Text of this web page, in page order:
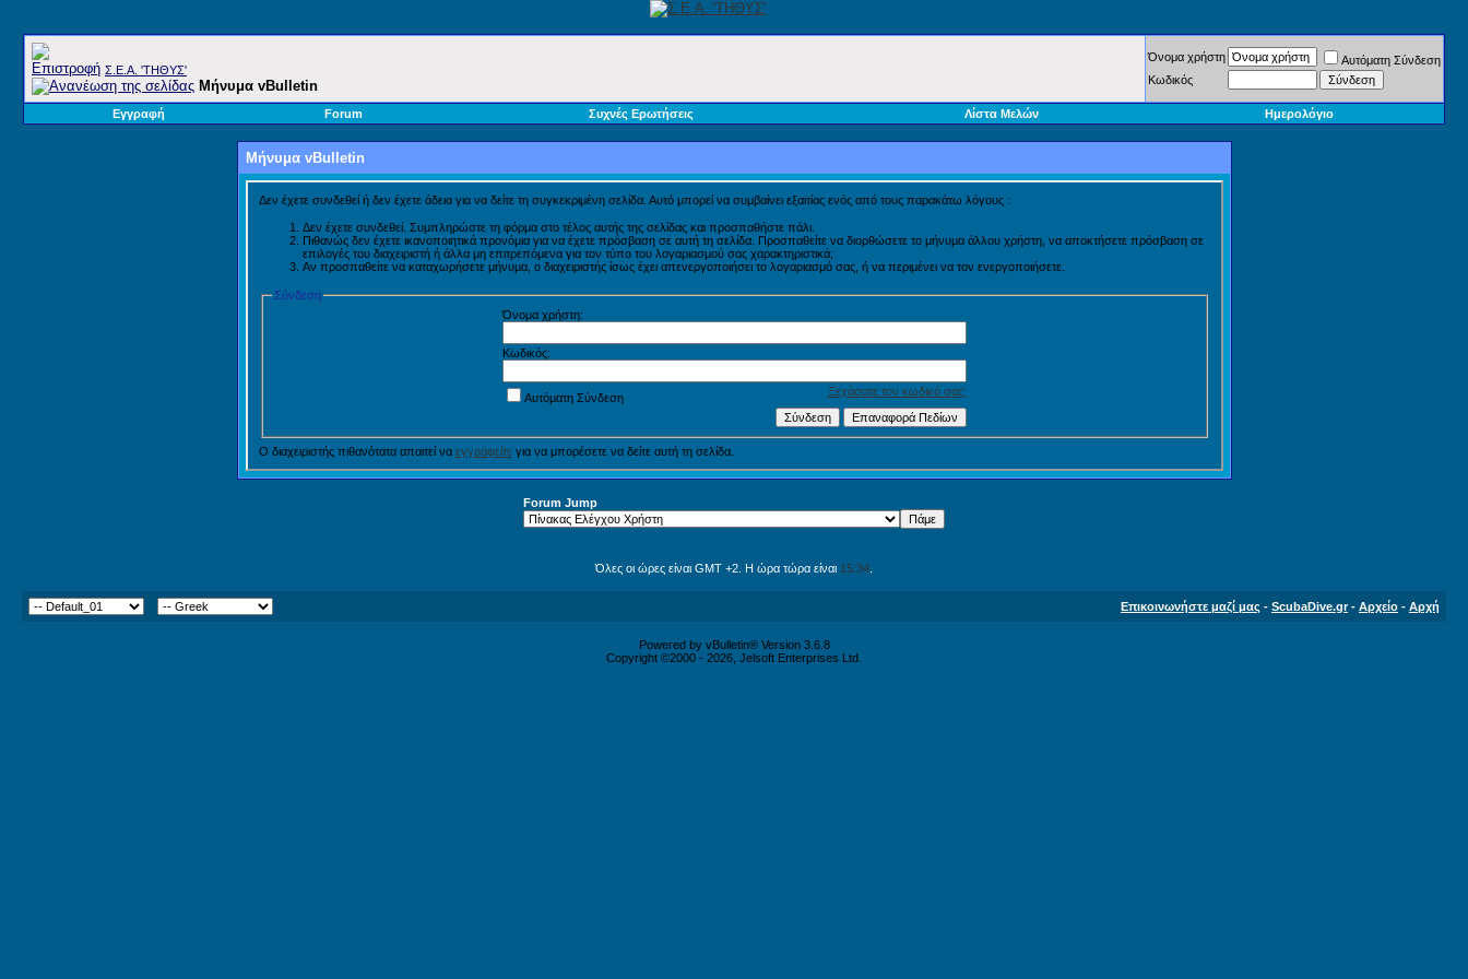
Σ.E.A. 'ΤΗΘΥΣ'
Μήνυμα vBulletin
Όνομα χρήστη
Αυτόματη Σύνδεση
Κωδικός
Εγγραφή Forum Συχνές Ερωτήσεις Λίστα Μελών Ημερολόγιο
Μήνυμα vBulletin
Δεν έχετε συνδεθεί ή δεν έχετε άδεια για να δείτε τη συγκεκριμένη σελίδα. Αυτό μπορεί να συμβαίνει εξαιτίας ενός από τους παρακάτω λόγους :
Δεν έχετε συνδεθεί. Συμπληρώστε τη φόρμα στο τέλος αυτής της σελίδας και προσπαθήστε πάλι.
Πιθανώς δεν έχετε ικανοποιητικά προνόμια για να έχετε πρόσβαση σε αυτή τη σελίδα. Προσπαθείτε να διορθώσετε το μήνυμα άλλου χρήστη, να αποκτήσετε πρόσβαση σε
επιλογές του διαχειριστή ή άλλα μη επιτρεπόμενα για τον τύπο του λογαριασμού σας χαρακτηριστικά;
Αν προσπαθείτε να καταχωρήσετε μήνυμα, ο διαχειριστής ίσως έχει απενεργοποιήσει το λογαριασμό σας, ή να περιμένει να τον ενεργοποιήσετε.
Σύνδεση
Όνομα χρήστη:
Κωδικός:
Ξεχάσατε τον κωδικό σας;
Αυτόματη Σύνδεση
Ο διαχειριστής πιθανότατα απαιτεί να εγγραφείτεγια να μπορέσετε να δείτε αυτή τη σελίδα.
Forum Jump
Όλες οι ώρες είναι GMT +2. Η ώρα τώρα είναι 15:34
Επικοινωνήστε μαζί μας - ScubaDive.gr- Αρχείο - Αρχή
Powered by vBulletin® Version 3.6.8
Copyright ©2000 - 2026, Jelsoft Enterprises Ltd.